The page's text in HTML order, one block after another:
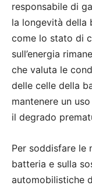
responsabile di
la longevità della
come lo stato di
sull’energia
che valuta le
delle celle della
mantenere un
il degrado
Per soddisfare le
batteria e sulla
automobilistiche